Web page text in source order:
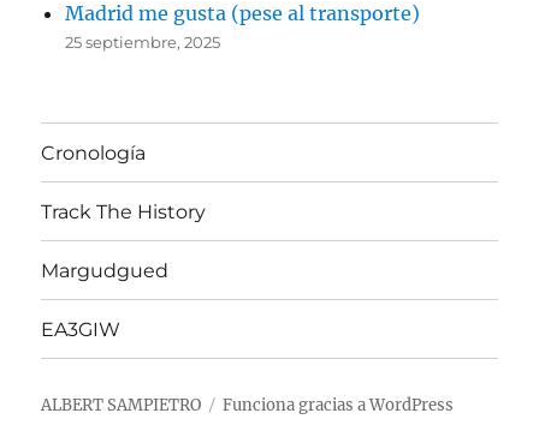
Madrid me gusta (pese al transporte)
25 septiembre, 2025
Cronología
Track The History
Margudgued
EA3GIW
ALBERT SAMPIETRO Funciona gracias a WordPress